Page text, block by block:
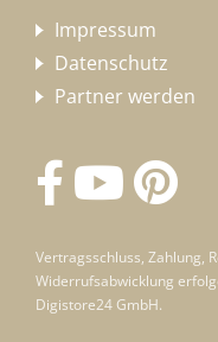
Impressum
Datenschutz
Partner werden
Vertragsschluss, Zahlung,
Widerrufsabwicklung
Digistore24 GmbH.